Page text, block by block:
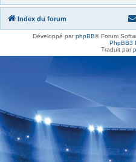
Index du forum
Développé parphpBB® Forum
PhpBB3
Traduit par